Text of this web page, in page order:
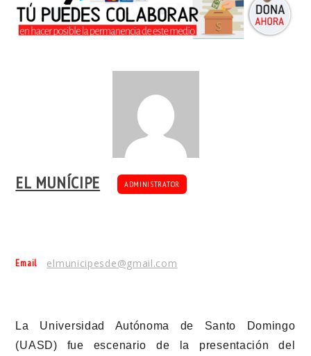
EL MUNÍCIPE ADMINISTRATOR
Email elmunicipesde@gmail.com
La Universidad Autónoma de Santo Domingo
(UASD) fue escenario de la presentación del